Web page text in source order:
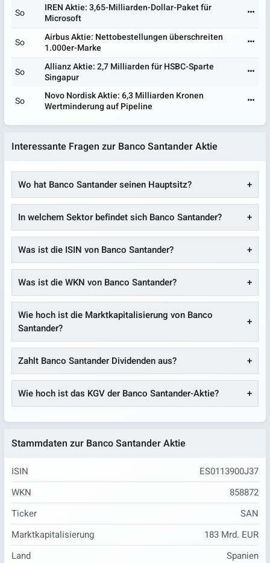
So
IREN Aktie: 3,65-Milliarden-Dollar-Paket für
Microsoft
So
Airbus Aktie: Nettobestellungen überschreiten
1.000er-Marke
So
Allianz Aktie: 2,7 Milliarden für HSBC-Sparte
Singapur
So
Novo Nordisk Aktie: 6,3 Milliarden Kronen
Wertminderung auf Pipeline
Interessante Fragen zur Banco Santander Aktie
Wo hat Banco Santander seinen Hauptsitz?
In welchem Sektor befindet sich Banco Santander?
Was ist die ISIN von Banco Santander?
Was ist die WKN von Banco Santander?
Wie hoch ist die Marktkapitalisierung von Banco
Santander?
Zahlt Banco Santander Dividenden aus?
Wie hoch ist das KGV der Banco Santander-Aktie?
Stammdaten zur Banco Santander Aktie
ISIN
ES0113900J37
WKN
858872
Ticker
SAN
Marktkapitalisierung
183 Mrd. EUR
Land
Spanien